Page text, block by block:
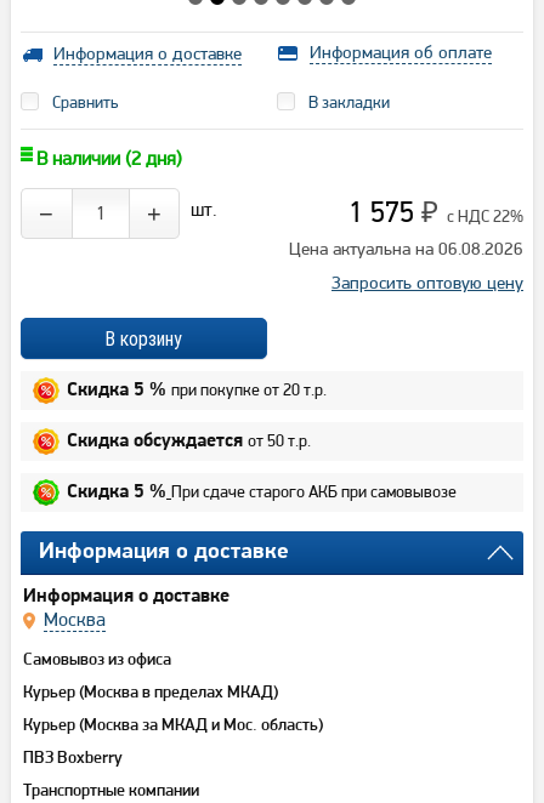
Информация о доставке Информация об оплате
Сравнить В закладки
В наличии (2 дня)
− + шт. 1 575 ₽ с НДС 22%
Цена актуальна на 06.08.2026
Запросить оптовую цену
Скидка 5 % при покупке от 20 т.р.
Скидка обсуждается от 50 т.р.
Скидка 5 % При сдаче старого АКБ при самовывозе
Информация о доставке
Информация о доставке
Москва
Самовывоз из офиса
Курьер (Москва в пределах МКАД)
Курьер (Москва за МКАД и Мос. область)
ПВЗ Boxberry
Транспортные компании